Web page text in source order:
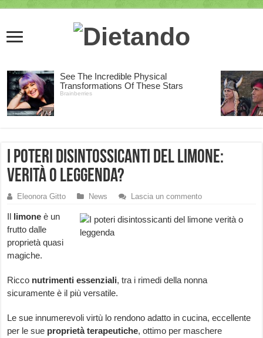
I poteri disintossicanti del limone:
verità o leggenda?
Eleonora Gitto News Lascia un commento
Il limone è un
frutto dalle
proprietà quasi
magiche.
Ricco nutrimenti essenziali, tra i rimedi della nonna
sicuramente è il più versatile.
Le sue innumerevoli virtù lo rendono adatto in cucina, eccellente
per le sue proprietà terapeutiche, ottimo per maschere